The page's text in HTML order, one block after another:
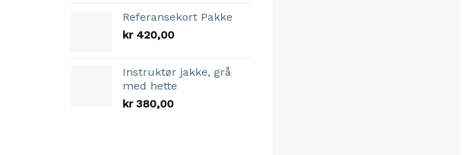
Referansekort Pakke
kr420,00
Instruktør jakke, grå
med hette
kr380,00